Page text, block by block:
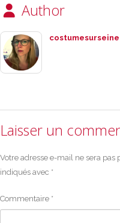
Author
costumesurseine
Laisser un
Votre adresse e-mail ne sera pas
indiqués avec *
Commentaire *